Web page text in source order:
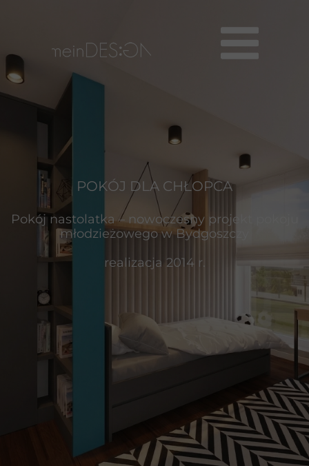
Pokój nastolatka – nowoczesny projekt pokoju
młodzieżowego w Bydgoszczy
realizacja 2014 r.
POKÓJ DLA CHŁOPCA